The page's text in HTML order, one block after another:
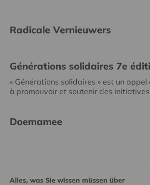
Radicale Vernieuwers
Générations solidaires 7e
« Générations solidaires » est un
à promouvoir et soutenir des
Doemamee
Alles, was Sie wissen müssen über